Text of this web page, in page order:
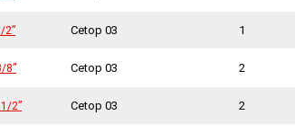
2” Cetop 03 1
8” Cetop 03 2
2” Cetop 03 2
2”
8”
2”